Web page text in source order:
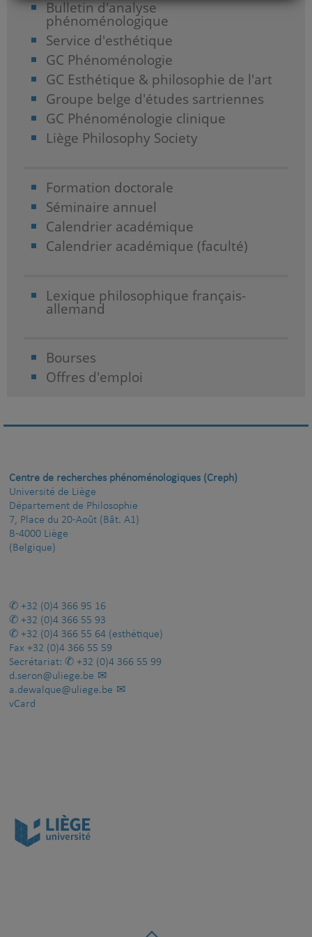
Bulletin d'analyse
phénoménologique
Service d'esthétique
GC Phénoménologie
GC Esthétique & philosophie de l'art
Groupe belge d'études sartriennes
GC Phénoménologie clinique
Liège Philosophy Society
Formation doctorale
Séminaire annuel
Calendrier académique
Calendrier académique (faculté)
Lexique philosophique français-
allemand
Bourses
Offres d'emploi
Centre de recherches phénoménologiques (Creph)
Université de Liège
Département de Philosophie
7, Place du 20-Août (Bât. A1)
B-4000 Liège
(Belgique)
+32 (0)4 366 95 16
+32 (0)4 366 55 93
+32 (0)4 366 55 64 (esthétique)
Fax +32 (0)4 366 55 59
Secrétariat:
+32 (0)4 366 55 99
d.seron@uliege.be
a.dewalque@uliege.be
vCard